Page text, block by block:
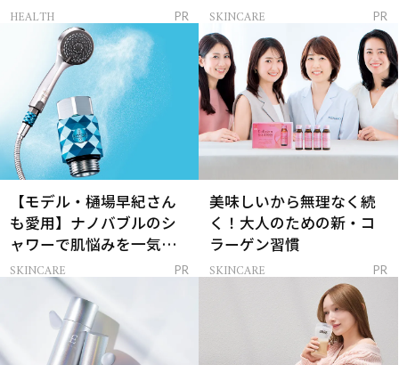
レイを連れてくる！
HEALTH PR
ンケア」
SKINCARE PR
【モデル・樋場早紀さん
も愛用】ナノバブルのシ
ャワーで肌悩みを一気に
解決
SKINCARE PR
美味しいから無理なく続
く！大人のための新・コ
ラーゲン習慣
SKINCARE PR